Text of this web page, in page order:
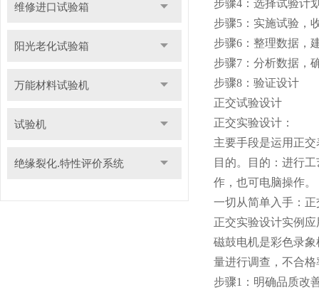
维修进口试验箱
阳光老化试验箱
万能材料试验机
试验机
绝缘裂化.特性评价系统
步骤4：选择试验计
步骤5：实施试验，
步骤6：整理数据，
步骤7：分析数据，
步骤8：验证设计
正交试验设计
正交实验设计：
主要手段是运用正
目的。目的：进行
作，也可电脑操作。
一切从简单入手：
正交实验设计实例
磁鼓电机是彩色录
量进行调查，不合
步骤1：明确品质改